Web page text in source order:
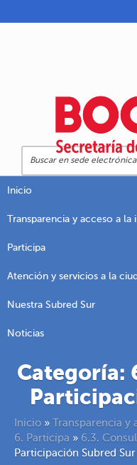
Inicio
Transparencia y acceso a
Participa
Atención y servicios a la
Nuestra Subred Sur
Noticias
Categoría:
Inicio » Transparencia y
6. Participa » 6.3.
Participación Subred Sur